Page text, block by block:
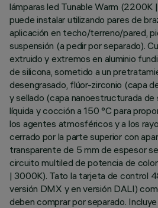
lámparas led Tunable Warm (2200K
puede instalar utilizando pares de
aplicación en techo/terreno/pared,
suspensión (a pedir por separado).
extruido y extremos en aluminio
de silicona, sometido a un
desengrasado, flúor-zirconio (capa
y sellado (capa nanoestructurada de
líquida y cocción a 150 °C para
los agentes atmosféricos y a los
cerrado por la parte superior con
transparente de 5 mm de espesor
circuito multiled de potencia de
| 3000K). Tato la tarjeta de control
versión DMX y en versión DALI)
deben comprar por separado.